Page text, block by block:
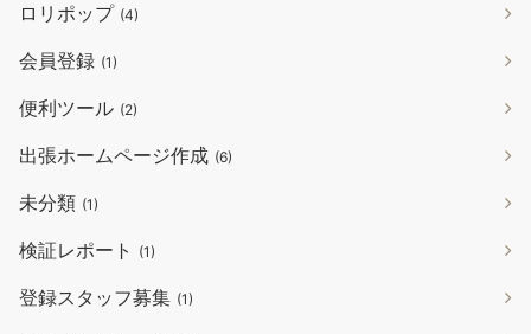
ロリポップ (4)
会員登録 (1)
便利ツール (2)
出張ホームページ作成 (6)
未分類 (1)
検証レポート (1)
登録スタッフ募集 (1)